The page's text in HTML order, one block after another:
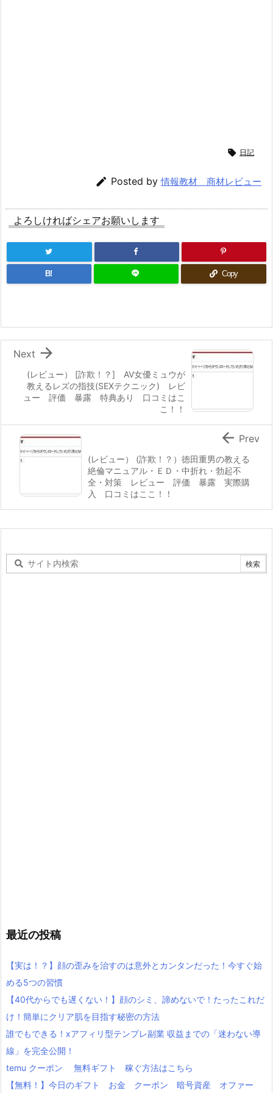
 日記
 Posted by情報教材 商材レビュー
よろしければシェアお願いします
B! Copy
(レビュー） [詐欺！？] AV女優ミュウが
教えるレズの指技(SEXテクニック) レビ
ュー 評価 暴露 特典あり 口コミはこ
こ！！

Next
(レビュー） (詐欺！？）徳田重男の教える
絶倫マニュアル・ＥＤ・中折れ・勃起不
全・対策 レビュー 評価 暴露 実際購
入 口コミはここ！！
 Prev
最近の投稿
【実は！？】顔の歪みを治すのは意外とカンタンだった！今すぐ始
める5つの習慣
【40代からでも遅くない！】顔のシミ、諦めないで！たったこれだ
け！簡単にクリア肌を目指す秘密の方法
誰でもできる！xアフィリ型テンプレ副業 収益までの「迷わない導
線」を完全公開！
temu クーポン 無料ギフト 稼ぐ方法はこちら
【無料！】今日のギフト お金 クーポン 暗号資産 オファー